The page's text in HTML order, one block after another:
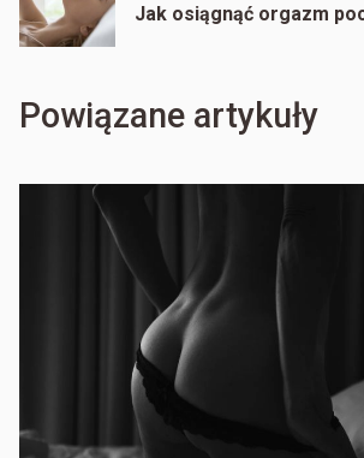
Jak osiągnąć orgazm
Powiązane artykuły